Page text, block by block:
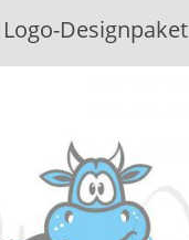
Logo-Designpaket